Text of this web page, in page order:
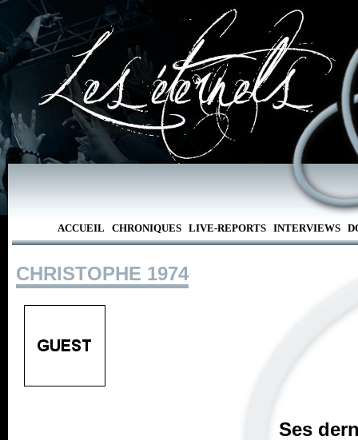
ACCUEIL CHRONIQUES LIVE-REPORTS INTERVIEWS
CHRISTOPHE 1974
Ses